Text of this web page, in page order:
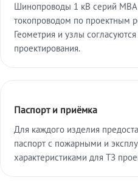
Шинопроводы 1 кВ серий
токопроводом по проектным
Геометрия и узлы согласуются
проектирования.
Паспорт и приёмка
Для каждого изделия
паспорт с пожарными и
характеристиками для ТЗ